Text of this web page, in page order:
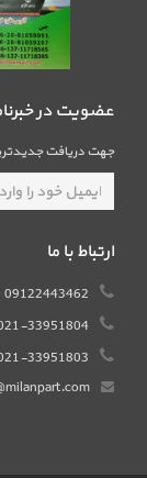
عضویت در
جهت دریافت
ارتباط با ما
09122443462
33951804
33951803